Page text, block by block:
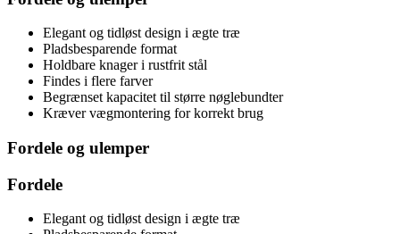
Elegant og tidløst design i ægte træ
Pladsbesparende format
Holdbare knager i rustfrit stål
Findes i flere farver
Begrænset kapacitet til større nøglebundter
Kræver vægmontering for korrekt brug
Fordele og ulemper
Fordele
Elegant og tidløst design i ægte træ